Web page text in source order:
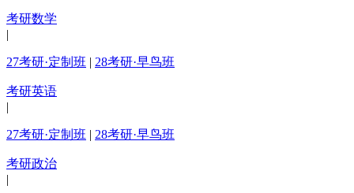
考研数学
|
27考研·定制班 | 28考研·早鸟班
考研英语
|
27考研·定制班 | 28考研·早鸟班
考研政治
|